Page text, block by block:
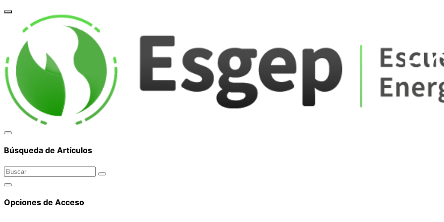
corporate_fare
Búsqueda de Artículos
Opciones de Acceso